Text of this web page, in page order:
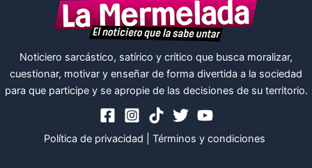
Noticiero sarcástico, satírico y crítico que busca moralizar,
cuestionar, motivar y enseñar de forma divertida a la sociedad
para que participe y se apropie de las decisiones de su territorio.
Política de privacidad Términos y condiciones